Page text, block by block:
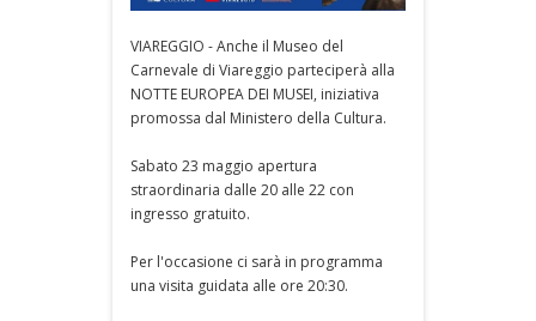
VIAREGGIO - Anche il Museo del
Carnevale di Viareggio parteciperà alla
NOTTE EUROPEA DEI MUSEI, iniziativa
promossa dal Ministero della Cultura.
Sabato 23 maggio apertura
straordinaria dalle 20 alle 22 con
ingresso gratuito.
Per l'occasione ci sarà in programma
una visita guidata alle ore 20:30.